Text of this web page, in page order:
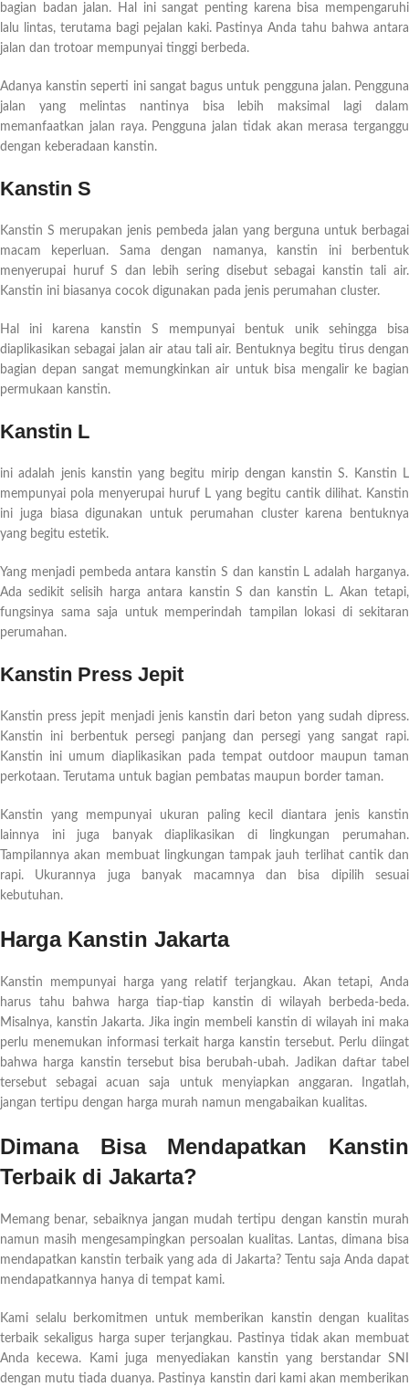
bagian badan jalan. Hal ini sangat penting karena bisa mempengaruhi
lalu lintas, terutama bagi pejalan kaki. Pastinya Anda tahu bahwa antara
jalan dan trotoar mempunyai tinggi berbeda.
Adanya kanstin seperti ini sangat bagus untuk pengguna jalan. Pengguna
jalan yang melintas nantinya bisa lebih maksimal lagi dalam
memanfaatkan jalan raya. Pengguna jalan tidak akan merasa terganggu
dengan keberadaan kanstin.
Kanstin S
Kanstin S merupakan jenis pembeda jalan yang berguna untuk berbagai
macam keperluan. Sama dengan namanya, kanstin ini berbentuk
menyerupai huruf S dan lebih sering disebut sebagai kanstin tali air.
Kanstin ini biasanya cocok digunakan pada jenis perumahan cluster.
Hal ini karena kanstin S mempunyai bentuk unik sehingga bisa
diaplikasikan sebagai jalan air atau tali air. Bentuknya begitu tirus dengan
bagian depan sangat memungkinkan air untuk bisa mengalir ke bagian
permukaan kanstin.
Kanstin L
ini adalah jenis kanstin yang begitu mirip dengan kanstin S. Kanstin L
mempunyai pola menyerupai huruf L yang begitu cantik dilihat. Kanstin
ini juga biasa digunakan untuk perumahan cluster karena bentuknya
yang begitu estetik.
Yang menjadi pembeda antara kanstin S dan kanstin L adalah harganya.
Ada sedikit selisih harga antara kanstin S dan kanstin L. Akan tetapi,
fungsinya sama saja untuk memperindah tampilan lokasi di sekitaran
perumahan.
Kanstin Press Jepit
Kanstin press jepit menjadi jenis kanstin dari beton yang sudah dipress.
Kanstin ini berbentuk persegi panjang dan persegi yang sangat rapi.
Kanstin ini umum diaplikasikan pada tempat outdoor maupun taman
perkotaan. Terutama untuk bagian pembatas maupun border taman.
Kanstin yang mempunyai ukuran paling kecil diantara jenis kanstin
lainnya ini juga banyak diaplikasikan di lingkungan perumahan.
Tampilannya akan membuat lingkungan tampak jauh terlihat cantik dan
rapi. Ukurannya juga banyak macamnya dan bisa dipilih sesuai
kebutuhan.
Harga Kanstin Jakarta
Kanstin mempunyai harga yang relatif terjangkau. Akan tetapi, Anda
harus tahu bahwa harga tiap-tiap kanstin di wilayah berbeda-beda.
Misalnya, kanstin Jakarta. Jika ingin membeli kanstin di wilayah ini maka
perlu menemukan informasi terkait harga kanstin tersebut. Perlu diingat
bahwa harga kanstin tersebut bisa berubah-ubah. Jadikan daftar tabel
tersebut sebagai acuan saja untuk menyiapkan anggaran. Ingatlah,
jangan tertipu dengan harga murah namun mengabaikan kualitas.
Dimana Bisa Mendapatkan Kanstin
Terbaik di Jakarta?
Memang benar, sebaiknya jangan mudah tertipu dengan kanstin murah
namun masih mengesampingkan persoalan kualitas. Lantas, dimana bisa
mendapatkan kanstin terbaik yang ada di Jakarta? Tentu saja Anda dapat
mendapatkannya hanya di tempat kami.
Kami selalu berkomitmen untuk memberikan kanstin dengan kualitas
terbaik sekaligus harga super terjangkau. Pastinya tidak akan membuat
Anda kecewa. Kami juga menyediakan kanstin yang berstandar SNI
dengan mutu tiada duanya. Pastinya kanstin dari kami akan memberikan